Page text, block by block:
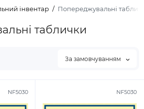
інвентар Попереджувальні
таблички
За замовчуванням
NF5030 NF5030